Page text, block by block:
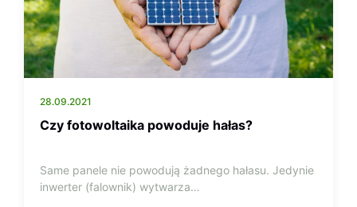
28.09.2021
Czy fotowoltaika powoduje hałas?
Same panele nie powodują żadnego hałasu. Jedynie
inwerter (falownik) wytwarza…